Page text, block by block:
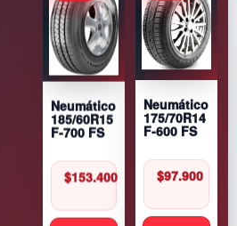
Neumático
185/60R15
F-700 FS
$153.400
Neumático
175/70R14
F-600 FS
$97.900